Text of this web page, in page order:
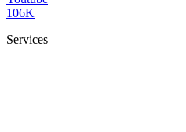
106K
Services